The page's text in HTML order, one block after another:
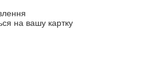
на вашу картку